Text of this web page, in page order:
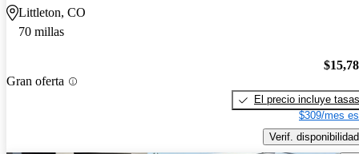
Littleton, CO
70 millas
Gran oferta
El precio incluye tasas
$309/mes
Verif. disponibilidad